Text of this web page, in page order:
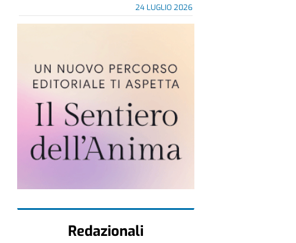
24 LUGLIO 2026
Redazionali